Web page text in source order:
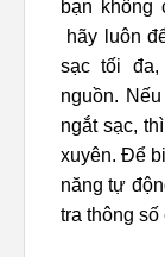
bạn không
hãy luôn
sạc tối
nguồn.
ngắt sạc,
xuyên. Để
năng tự
tra thông số